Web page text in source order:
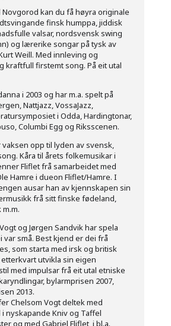
Novgorod kan du få høyra originale
finsk humppa, jiddisk
valsar, nordsvensk swing
og lærerike songar på tysk av
Weill. Med innleving og
kraftfull firstemt song. På eit utal
i 2003 og har m.a. spelt på
Nattjazz, VossaJazz,
i Odda, Hardingtonar,
Columbi Egg og Riksscenen.
vaksen opp til lyden av svensk,
Kåra til årets folkemusikar i
Fliflet frå samarbeidet med
Hamre i dueon Fliflet/Hamre. I
ausar han av kjennskapen sin
frå sitt finske fødeland,
og Jørgen Sandvik har spela
var små. Best kjend er dei frå
som starta med irsk og britisk
utvikla sin eigen
med impulsar frå eit utal etniske
bylarmprisen 2007,
2013.
Chelsom Vogt deltek med
nyskapande Kniv og Taffel
og med Gabriel Fliflet i bl.a.